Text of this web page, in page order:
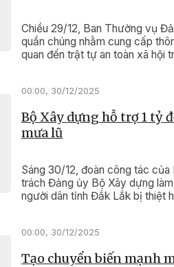
Chiều 29/12, Ban Thường vụ
quần chúng nhằm cung cấp
quan đến trật tự an toàn xã hội
00:00, 30/12/2025
Bộ Xây dựng hỗ trợ 1 tỷ
mưa lũ
Sáng 30/12, đoàn công tác
trách Đảng ủy Bộ Xây dựng
người dân tỉnh Đắk Lắk bị thiệt
00:00, 30/12/2025
Tạo chuyển biến mạnh